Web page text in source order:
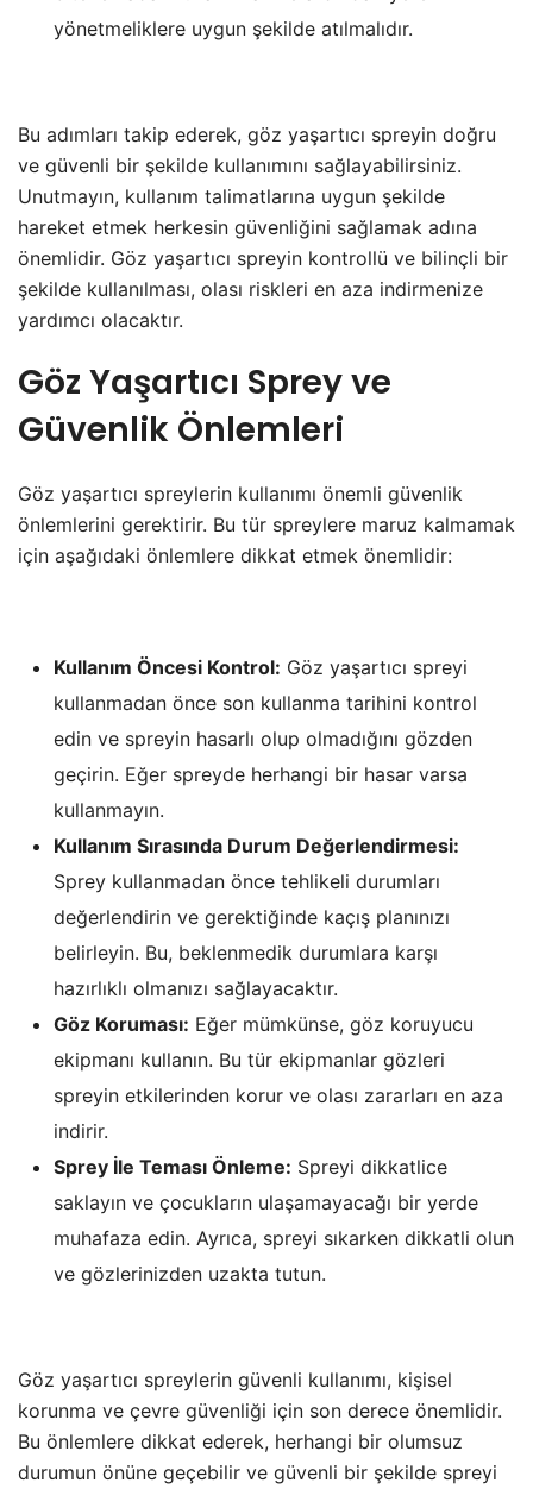
yönetmeliklere uygun şekilde atılmalıdır.
Bu adımları takip ederek, göz yaşartıcı spreyin doğru
ve güvenli bir şekilde kullanımını sağlayabilirsiniz.
Unutmayın, kullanım talimatlarına uygun şekilde
hareket etmek herkesin güvenliğini sağlamak adına
önemlidir. Göz yaşartıcı spreyin kontrollü ve bilinçli bir
şekilde kullanılması, olası riskleri en aza indirmenize
yardımcı olacaktır.
Göz Yaşartıcı Sprey ve
Güvenlik Önlemleri
Göz yaşartıcı spreylerin kullanımı önemli güvenlik
önlemlerini gerektirir. Bu tür spreylere maruz kalmamak
için aşağıdaki önlemlere dikkat etmek önemlidir:
Kullanım Öncesi Kontrol: Göz yaşartıcı spreyi
kullanmadan önce son kullanma tarihini kontrol
edin ve spreyin hasarlı olup olmadığını gözden
geçirin. Eğer spreyde herhangi bir hasar varsa
kullanmayın.
Kullanım Sırasında Durum Değerlendirmesi:
Sprey kullanmadan önce tehlikeli durumları
değerlendirin ve gerektiğinde kaçış planınızı
belirleyin. Bu, beklenmedik durumlara karşı
hazırlıklı olmanızı sağlayacaktır.
Göz Koruması: Eğer mümkünse, göz koruyucu
ekipmanı kullanın. Bu tür ekipmanlar gözleri
spreyin etkilerinden korur ve olası zararları en aza
indirir.
Sprey İle Teması Önleme: Spreyi dikkatlice
saklayın ve çocukların ulaşamayacağı bir yerde
muhafaza edin. Ayrıca, spreyi sıkarken dikkatli olun
ve gözlerinizden uzakta tutun.
Göz yaşartıcı spreylerin güvenli kullanımı, kişisel
korunma ve çevre güvenliği için son derece önemlidir.
Bu önlemlere dikkat ederek, herhangi bir olumsuz
durumun önüne geçebilir ve güvenli bir şekilde spreyi